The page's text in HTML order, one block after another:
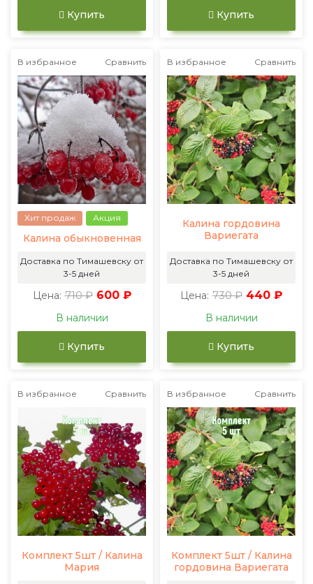
Купить Купить
В избранное Сравнить
Хит продаж Акция
Калина обыкновенная
Доставка по Тимашевску от
3-5 дней
Цена: 710 ₽ 600 ₽
В наличии
Купить
В избранное Сравнить
Калина гордовина
Вариегата
Доставка по Тимашевску от
3-5 дней
Цена: 730 ₽ 440 ₽
В наличии
Купить
В избранное Сравнить
Комплект 5шт / Калина
Мария
В избранное Сравнить
Комплект 5шт / Калина
гордовина Вариегата